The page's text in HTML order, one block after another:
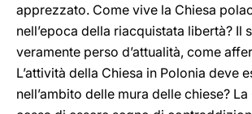
apprezzato. Come vive la Chiesa
nell’epoca della riacquistata libertà? Il
veramente perso d’attualità, come
L’attività della Chiesa in Polonia deve
nell’ambito delle mura delle chiese?